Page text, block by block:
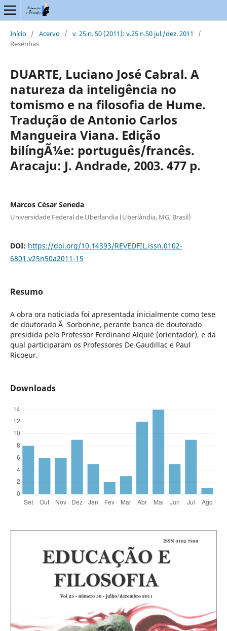
Início / Acervo / v. 25 n. 50 (2011): v.25 n.50 jul./dez. 2011
/
Resenhas
DUARTE, Luciano José Cabral. A
natureza da inteligência no
tomismo e na filosofia de Hume.
Tradução de Antonio Carlos
Mangueira Viana. Edição
bilíngÃ¼e: português/francês.
Aracaju: J. Andrade, 2003. 477 p.
Marcos César Seneda
Universidade Federal de Uberlandia (Uberlândia, MG, Brasil)
DOI: https://doi.org/10.14393/REVEDFIL.issn.0102-
6801.v25n50a2011-15
Resumo
A obra ora noticiada foi apresentada inicialmente como tese
de doutorado Ã Sorbonne, perante banca de doutorado
presidida pelo Professor Ferdinand Alquié (orientador), e da
qual participaram os Professores De Gaudillac e Paul
Ricoeur.
Downloads